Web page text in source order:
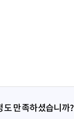
도 만족하셨습니까?